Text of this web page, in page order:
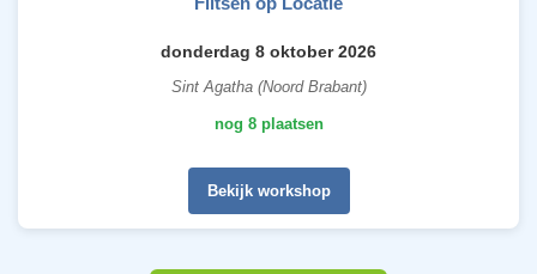
donderdag 8 oktober 2026
Sint Agatha (Noord Brabant)
nog 8 plaatsen
Bekijk workshop